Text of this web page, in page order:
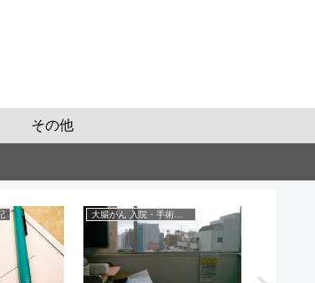
その他
大腸がん 入院・手術の話